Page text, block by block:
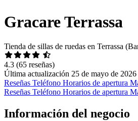
Gracare Terrassa
Tienda de sillas de ruedas en Terrassa
4.3 (65 reseñas)
Última actualización 25 de mayo de 2026
Reseñas Teléfono Horarios de apertura
Reseñas Teléfono Horarios de apertura
Información del negocio